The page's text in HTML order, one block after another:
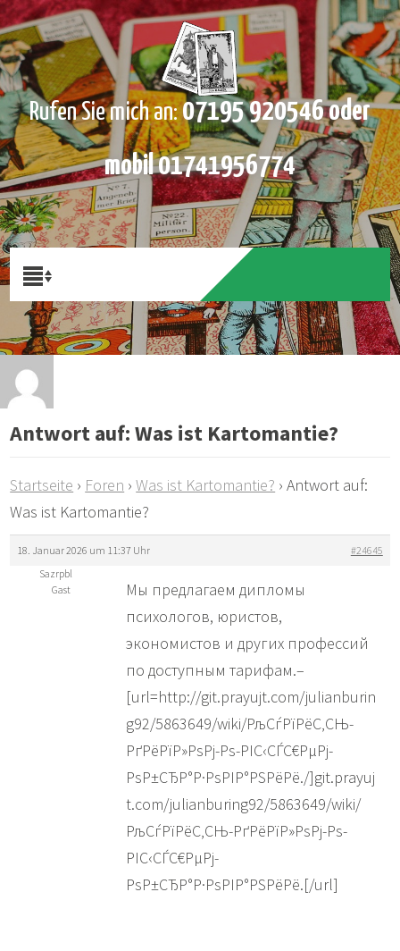
Rufen Sie mich an:07195 920546 oder
mobil 01741956774
Antwort auf: Was ist Kartomantie?
Startseite › Foren › Was ist Kartomantie? › Antwort auf:
Was ist Kartomantie?
18. Januar 2026 um 11:37 Uhr
#24645
Sazrpbl
Gast
Мы предлагаем дипломы
психологов, юристов,
экономистов и других профессий
по доступным тарифам.–
[url=http://git.prayujt.com/julianburin
g92/5863649/wiki/РљСѓРїРёС‚СЊ-
РґРёРїР»РѕРј-Рѕ-РІС‹СЃС€РµРј-
РѕР±СЂР°Р·РѕРІР°РЅРёРё./]git.prayuj
t.com/julianburing92/5863649/wiki/
РљСѓРїРёС‚СЊ-РґРёРїР»РѕРј-Рѕ-
РІС‹СЃС€РµРј-
РѕР±СЂР°Р·РѕРІР°РЅРёРё.[/url]